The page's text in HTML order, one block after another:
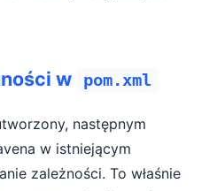
w pom.xml
następnym
w istniejącym
zależności. To właśnie